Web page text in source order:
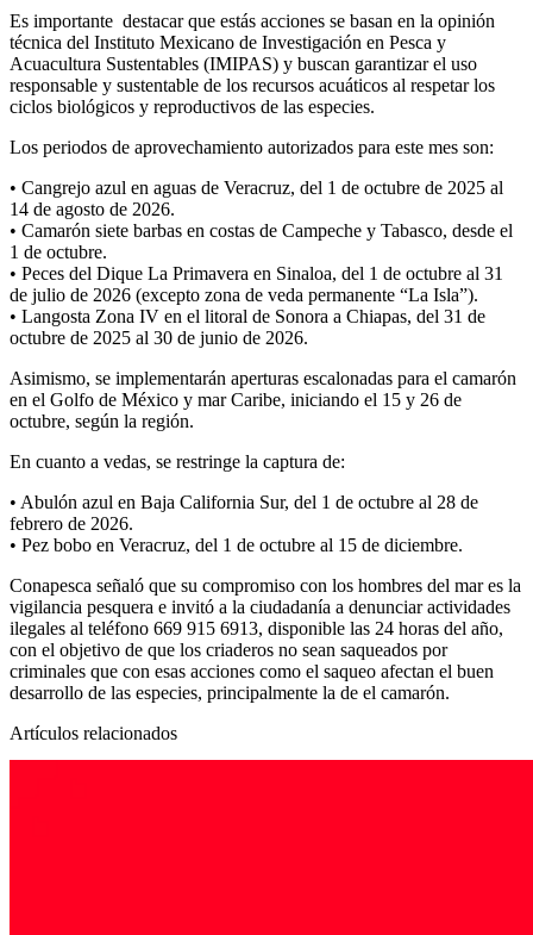
Es importante destacar que estás acciones se basan en la opinión
técnica del Instituto Mexicano de Investigación en Pesca y
Acuacultura Sustentables (IMIPAS) y buscan garantizar el uso
responsable y sustentable de los recursos acuáticos al respetar los
ciclos biológicos y reproductivos de las especies.
Los periodos de aprovechamiento autorizados para este mes son:
• Cangrejo azul en aguas de Veracruz, del 1 de octubre de 2025 al
14 de agosto de 2026.
• Camarón siete barbas en costas de Campeche y Tabasco, desde el
1 de octubre.
• Peces del Dique La Primavera en Sinaloa, del 1 de octubre al 31
de julio de 2026 (excepto zona de veda permanente “La Isla”).
• Langosta Zona IV en el litoral de Sonora a Chiapas, del 31 de
octubre de 2025 al 30 de junio de 2026.
Asimismo, se implementarán aperturas escalonadas para el camarón
en el Golfo de México y mar Caribe, iniciando el 15 y 26 de
octubre, según la región.
En cuanto a vedas, se restringe la captura de:
• Abulón azul en Baja California Sur, del 1 de octubre al 28 de
febrero de 2026.
• Pez bobo en Veracruz, del 1 de octubre al 15 de diciembre.
Conapesca señaló que su compromiso con los hombres del mar es la
vigilancia pesquera e invitó a la ciudadanía a denunciar actividades
ilegales al teléfono 669 915 6913, disponible las 24 horas del año,
con el objetivo de que los criaderos no sean saqueados por
criminales que con esas acciones como el saqueo afectan el buen
desarrollo de las especies, principalmente la de el camarón.
Artículos relacionados